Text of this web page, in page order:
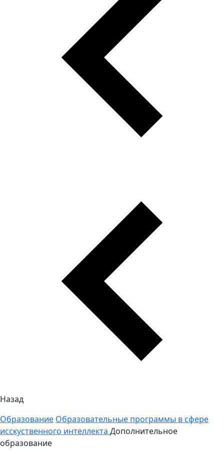
Назад
Образование Образовательные программы в сфере
исскуственного интеллекта Дополнительное
образование